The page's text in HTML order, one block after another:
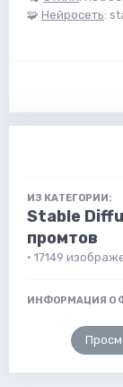
🧩 Нейросеть:
ИЗ КАТЕГОРИИ:
Stable
промтов
· 17149
ИНФОРМАЦИЯ О